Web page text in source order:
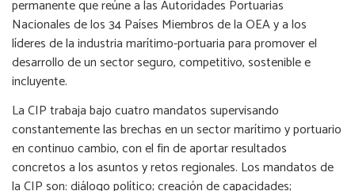
permanente que reúne a las Autoridades Portuarias
Nacionales de los 34 Países Miembros de la OEA y a los
líderes de la industria marítimo-portuaria para promover el
desarrollo de un sector seguro, competitivo, sostenible e
incluyente.
La CIP trabaja bajo cuatro mandatos supervisando
constantemente las brechas en un sector marítimo y portuario
en continuo cambio, con el fin de aportar resultados
concretos a los asuntos y retos regionales. Los mandatos de
la CIP son: diálogo político; creación de capacidades;